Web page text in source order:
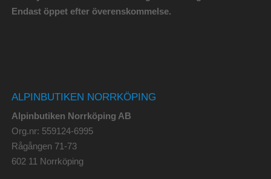
Endast öppet efter överenskommelse.
ALPINBUTIKEN NORRKÖPING
Alpinbutiken Norrköping AB
Org.nr: 559124-6995
Rågången 71-73
602 11 Norrköping